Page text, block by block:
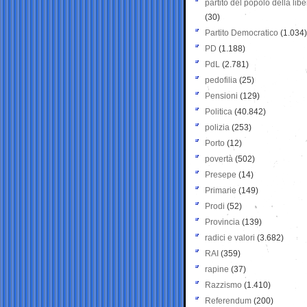
partito del popolo della
(30)
Partito Democratico (1.034)
PD (1.188)
PdL (2.781)
pedofilia (25)
Pensioni (129)
Politica (40.842)
polizia (253)
Porto (12)
povertà (502)
Presepe (14)
Primarie (149)
Prodi (52)
Provincia (139)
radici e valori (3.682)
RAI (359)
rapine (37)
Razzismo (1.410)
Referendum (200)